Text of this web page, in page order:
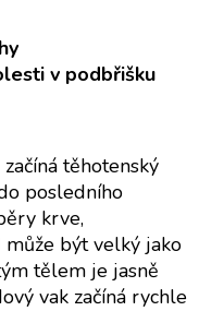
v podbřišku
těhotenský
posledního
krve,
být velký jako
tělem je jasně
vak začíná rychle